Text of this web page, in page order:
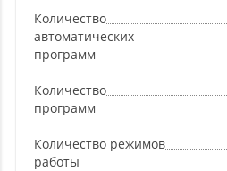
Количество
автоматических
программ
Количество
программ
Количество режимов
работы